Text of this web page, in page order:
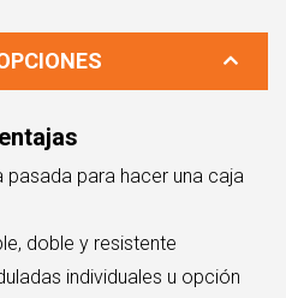
pasada para hacer una caja
doble y resistente
individuales u opción